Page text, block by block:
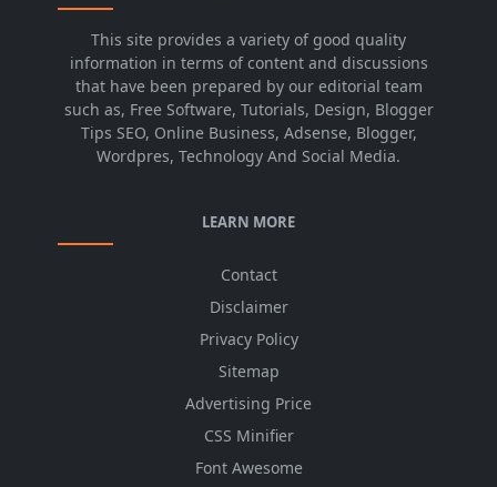
This site provides a variety of good quality
information in terms of content and discussions
that have been prepared by our editorial team
such as, Free Software, Tutorials, Design, Blogger
Tips SEO, Online Business, Adsense, Blogger,
Wordpres, Technology And Social Media.
LEARN MORE
Contact
Disclaimer
Privacy Policy
Sitemap
Advertising Price
CSS Minifier
Font Awesome